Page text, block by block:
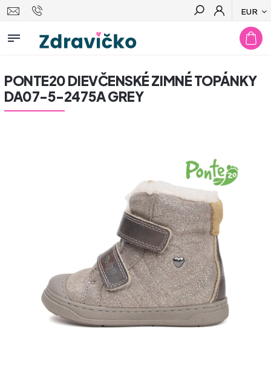
EUR
Hľadať
PONTE20 DIEVČENSKÉ ZIMNÉ TOPÁNKY
DA07-5-2475A GREY